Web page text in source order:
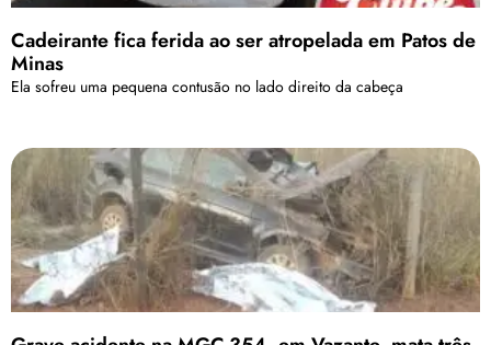
Cadeirante fica ferida ao ser atropelada em Patos de
Minas
Ela sofreu uma pequena contusão no lado direito da cabeça